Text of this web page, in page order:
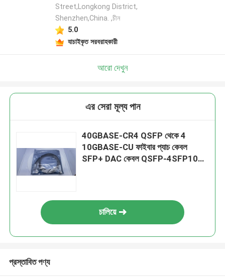
Street,Longkong District,
Shenzhen,China. ,চীন
5.0
যাচাইকৃত সরবরাহকারী
আরো দেখুন
এর সেরা মূল্য পান
40GBASE-CR4 QSFP থেকে 4
10GBASE-CU ফাইবার প্যাচ কেবল
SFP+ DAC কেবল QSFP-4SFP10G-
চালিয়ে
প্রস্তাবিত পণ্য